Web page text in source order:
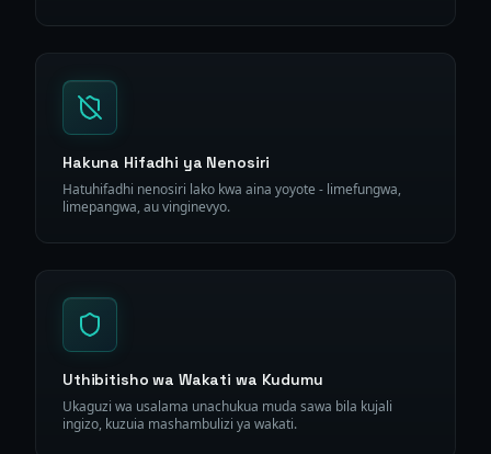
Hakuna Hifadhi ya Nenosiri
Hatuhifadhi nenosiri lako kwa aina yoyote - limefungwa,
limepangwa, au vinginevyo.
Uthibitisho wa Wakati wa Kudumu
Ukaguzi wa usalama unachukua muda sawa bila kujali
ingizo, kuzuia mashambulizi ya wakati.